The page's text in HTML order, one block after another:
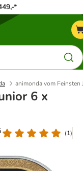
*
animonda vom Feinsten
6 x
(1)